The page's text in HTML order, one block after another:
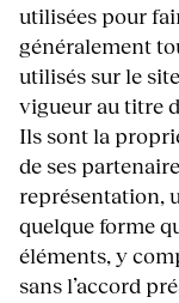
utilisées pour
généralement
utilisés sur le
vigueur au titre
Ils sont la
de ses
représentation,
quelque forme
éléments, y
sans l’accord